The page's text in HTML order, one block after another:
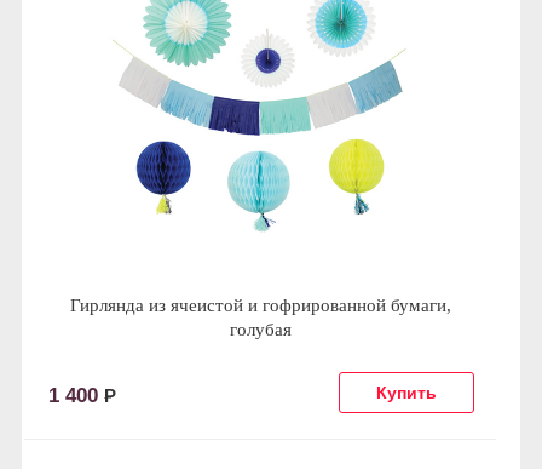
Гирлянда из ячеистой и гофрированной бумаги,
голубая
1 400 Р